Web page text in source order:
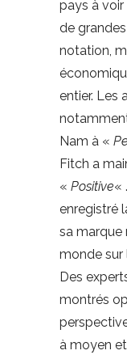
pays à
de
notation,
entier. Les
Nam à «
Fitch a
« Positive«
enregistré
sa marque
monde sur
Des
montrés
à moyen